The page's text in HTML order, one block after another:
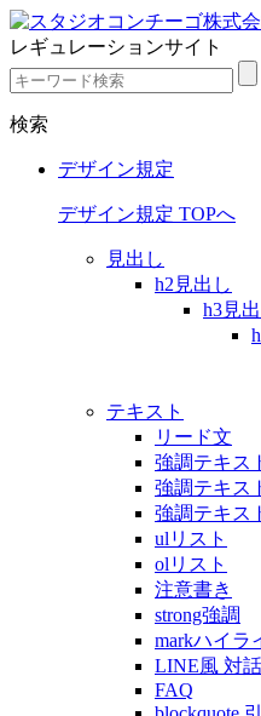
レギュレーションサイト
検索
デザイン規定
デザイン規定 TOPへ
見出し
h2見出し
h3見
テキスト
リード文
強調テキス
強調テキス
強調テキス
ulリスト
olリスト
注意書き
strong強調
markハイラ
LINE風 対話
FAQ